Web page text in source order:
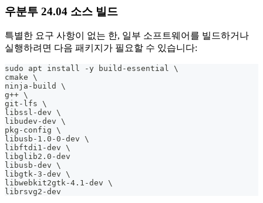
우분투 24.04 소스 빌드
특별한 요구 사항이 없는 한, 일부 소프트웨어를 빌드하거나
실행하려면 다음 패키지가 필요할 수 있습니다:
sudo apt install -y build-essential \
cmake \
ninja-build \
g++ \
git-lfs \
libssl-dev \
libudev-dev \
pkg-config \
libusb-1.0-0-dev \
libftdi1-dev \
libglib2.0-dev
libusb-dev \
libgtk-3-dev \
libwebkit2gtk-4.1-dev \
librsvg2-dev